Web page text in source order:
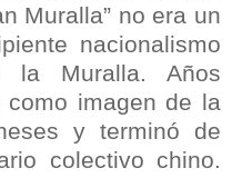
Muralla” no era un
nacionalismo
la Muralla. Años
imagen de la
y terminó de
colectivo chino.